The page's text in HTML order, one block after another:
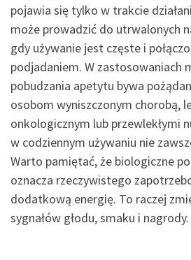
pojawia się tylko w trakcie
może prowadzić do utrwalonych
gdy używanie jest częste i
podjadaniem. W zastosowaniach
pobudzania apetytu bywa
osobom wyniszczonym chorobą,
onkologicznym lub przewlekłymi
w codziennym używaniu nie
Warto pamiętać, że biologiczne
oznacza rzeczywistego
dodatkową energię. To raczej
sygnałów głodu, smaku i nagrody.